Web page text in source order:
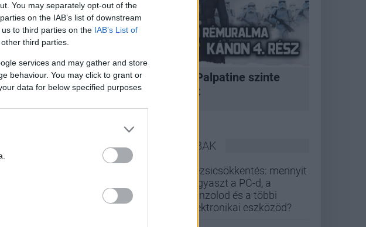
You may separately opt-out of the
on the IAB’s list of downstream
to third parties on the IAB’s List of
third parties.
services and may gather and store
behaviour. You may click to grant or
data for below specified purposes
A korszak, amikor Palpatine szinte
bármit megtehetett
LEGOLVASOTTABBAK
Rezsicsökkentés: mennyit
fogyaszt a PC-d, a
konzolod és a többi
elektronikai eszközöd?